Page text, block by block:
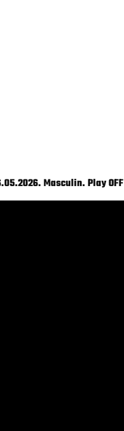
Masculin. Play OFF